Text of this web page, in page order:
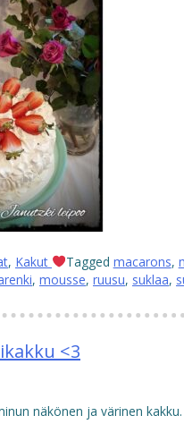
, Kakut Tagged macarons,
, mousse, ruusu, suklaa,
<3
näkönen ja värinen kakku.